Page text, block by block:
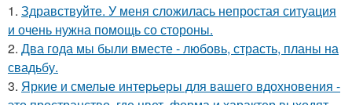
1. Здравствуйте. У меня сложилась непростая ситуация
и очень нужна помощь со стороны.
2. Два года мы были вместе - любовь, страсть, планы на
свадьбу.
3. Яркие и смелые интерьеры для вашего вдохновения -